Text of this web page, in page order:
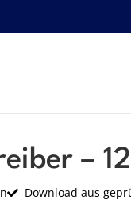
–
Download aus